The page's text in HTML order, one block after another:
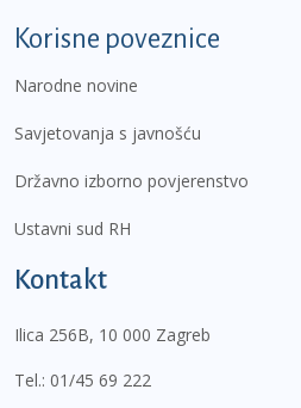
Korisne poveznice
Narodne novine
Savjetovanja s javnošću
Državno izborno povjerenstvo
Ustavni sud RH
Kontakt
Ilica 256B, 10 000 Zagreb
Tel.: 01/45 69 222